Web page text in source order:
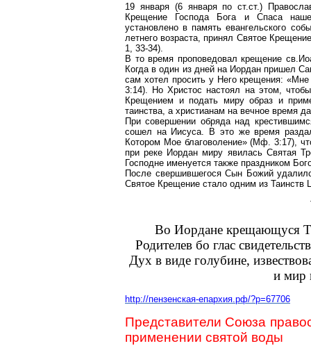
19 января (6 января по ст.ст.)
Крещение Господа Бога и Спаса
установлено в память евангельского
летнего возраста, принял Святое
1, 33-34).
В то время проповедовал крещение св.И
Когда в один из дней на Иордан пришел С
сам хотел просить у Него крещения:
3:14). Но Христос настоял на этом,
Крещением и подать миру образ и
таинства, а христианам на вечное время
При совершении обряда над
сошел на Иисуса. В это же время
Котором Мое благоволение» (Мф. 3:17),
при реке Иордан миру явилась Святая
Господне именуется также праздником
После свершившегося Сын Божий
Святое Крещение стало одним из Таинств
Во Иордане крещающуся
Родителев бо глас
Дух в виде голубине,
и мир
http://пензенская-епархия.рф/?p=67706
Представители Союза
применении святой воды